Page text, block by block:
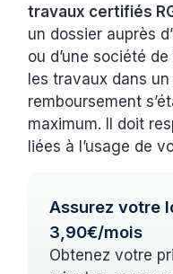
travaux certifiés
un dossier auprès
ou d’une société
les travaux dans
remboursement
maximum. Il doit
liées à l’usage de
Assurez votre
3,90€/mois
Obtenez votre